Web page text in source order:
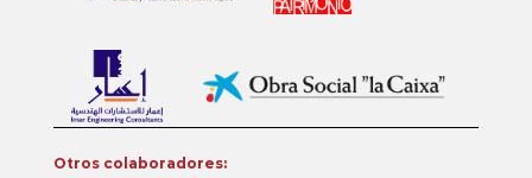
Otros colaboradores: